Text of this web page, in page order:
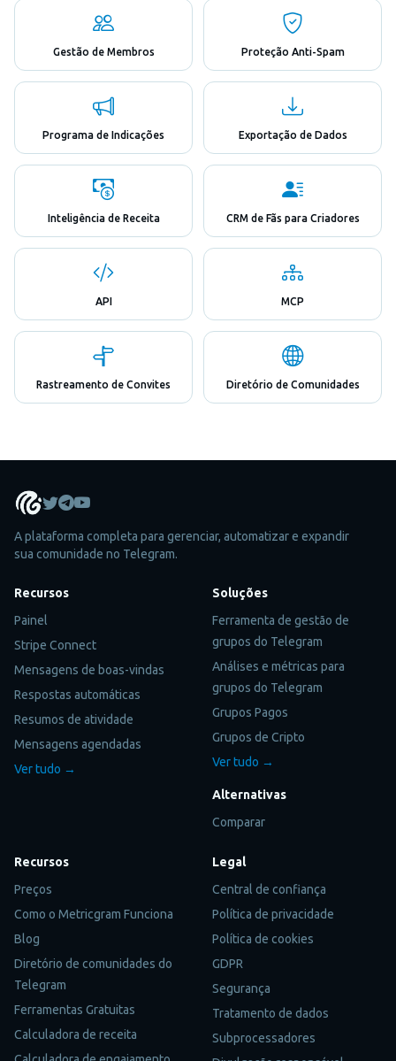
Gestão de Membros Proteção Anti-Spam
Programa de Indicações Exportação de Dados
Inteligência de Receita CRM de Fãs para Criadores
API MCP
Rastreamento de Convites Diretório de Comunidades
A plataforma completa para gerenciar, automatizar e expandir
sua comunidade no Telegram.
Recursos
Painel
Stripe Connect
Mensagens de boas-vindas
Respostas automáticas
Resumos de atividade
Mensagens agendadas
Ver tudo →
Soluções
Ferramenta de gestão de
grupos do Telegram
Análises e métricas para
grupos do Telegram
Grupos Pagos
Grupos de Cripto
Ver tudo →
Alternativas
Comparar
Recursos
Preços
Como o Metricgram Funciona
Blog
Diretório de comunidades do
Telegram
Ferramentas Gratuitas
Calculadora de receita
Legal
Central de confiança
Política de privacidade
Política de cookies
GDPR
Segurança
Tratamento de dados
Subprocessadores